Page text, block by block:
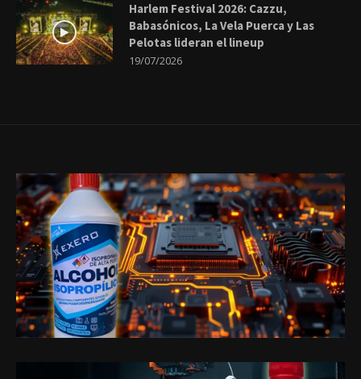
Harlem Festival 2026: Cazzu,
Babasónicos, La Vela Puerca y Las
Pelotas lideran el lineup
19/07/2026